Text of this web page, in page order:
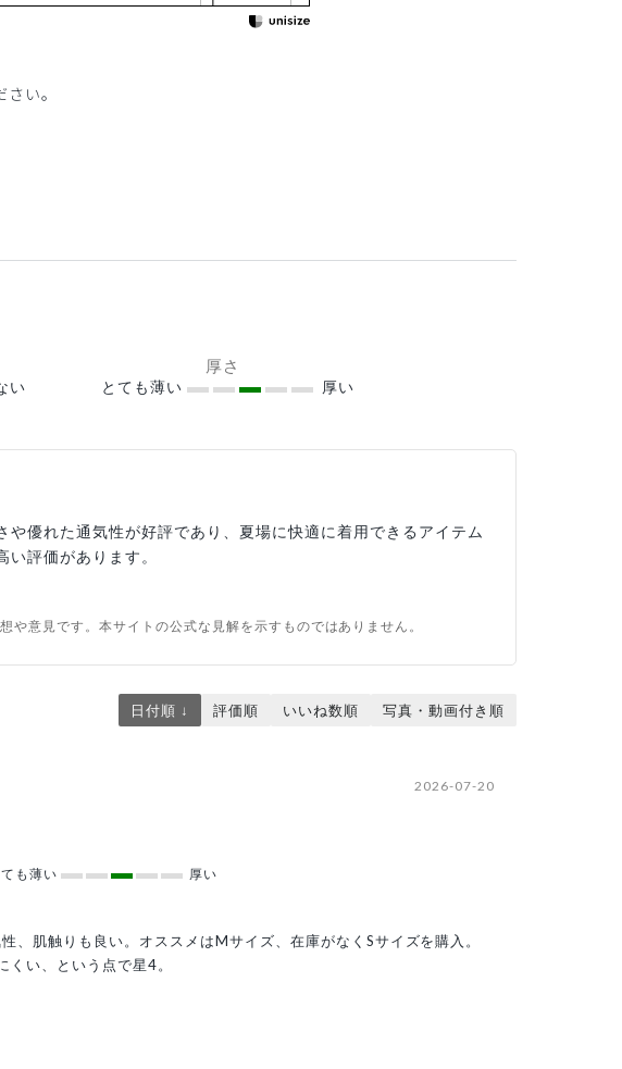
い。
い
厚さ
とても薄い 厚い
優れた通気性が好評であり、夏場に快適に着用できるアイテム
評価があります。
意見です。本サイトの公式な見解を示すものではありません。
日付順 ↓ 評価順 いいね数順 写真・動画付き順
2026-07-20
ても薄い 厚い
肌触りも良い。オススメはMサイズ、在庫がなくSサイズを購入。
い、という点で星4。